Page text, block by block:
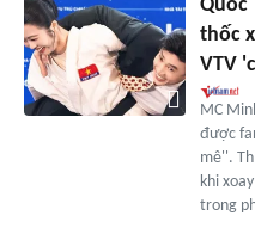
Quốc
thốc
VTV
MC
được
mê''.
khi
trong